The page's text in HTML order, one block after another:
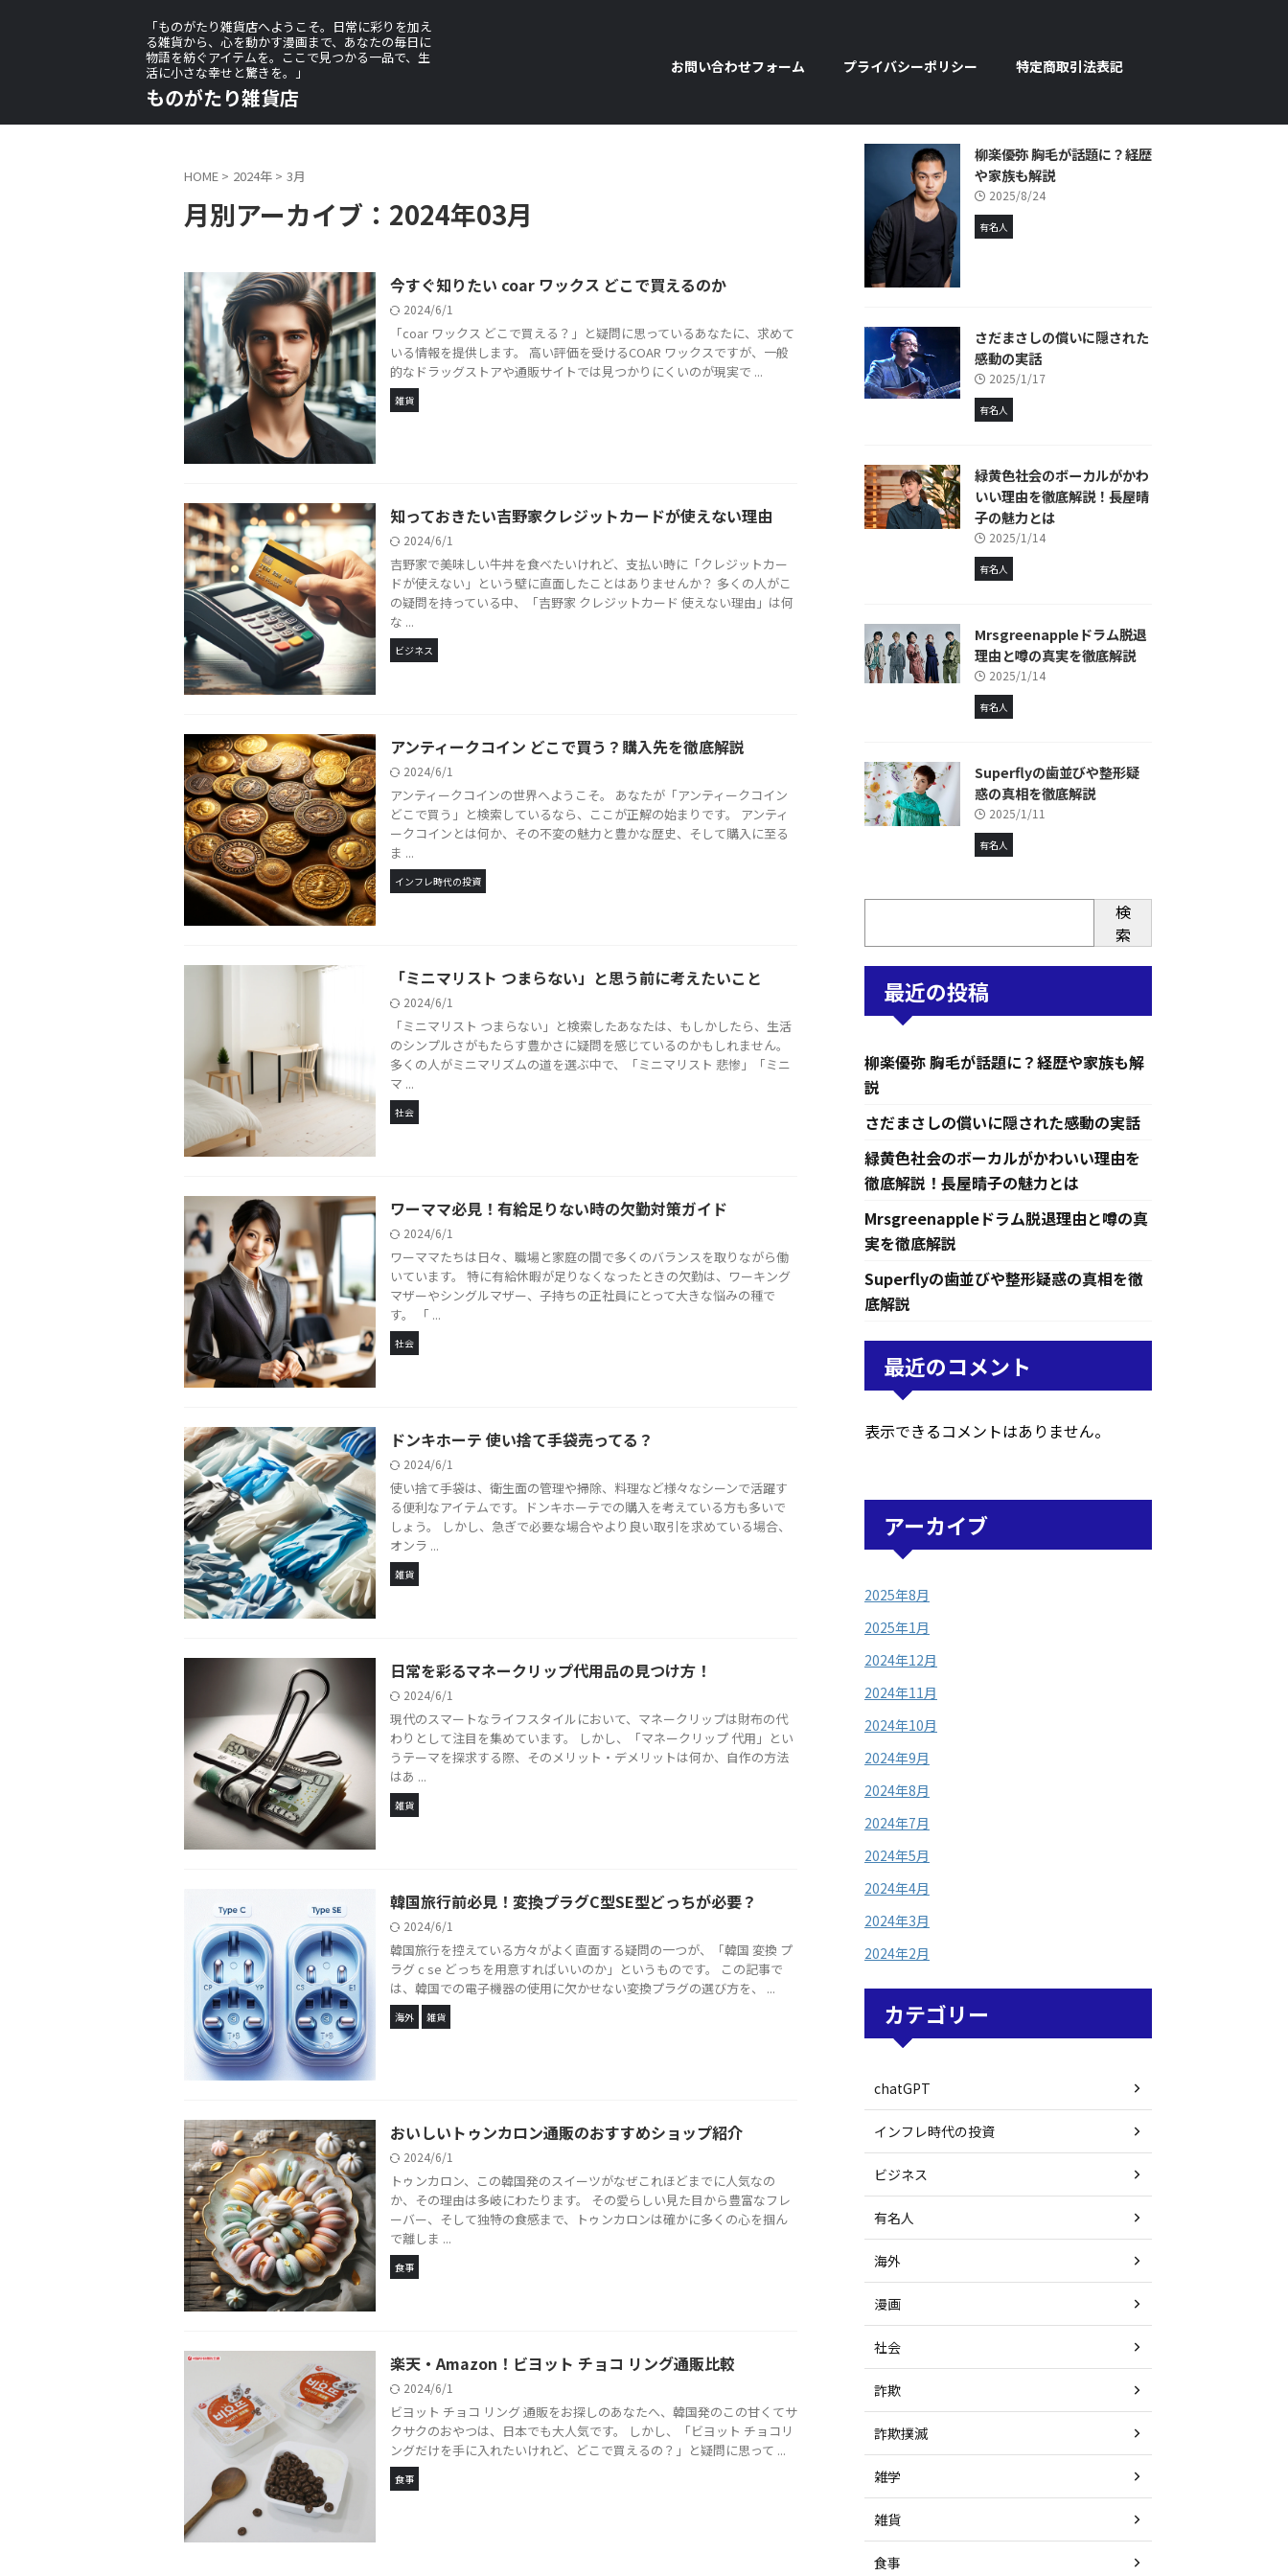
「ものがたり雑貨店へようこそ。日常に彩りを加え
る雑貨から、心を動かす漫画まで、あなたの毎日に
物語を紡ぐアイテムを。ここで見つかる一品で、生
活に小さな幸せと驚きを。」
ものがたり雑貨店
お問い合わせフォーム プライバシーポリシー 特定商取引法表記
HOME > 2024年 > 3月
月別アーカイブ：2024年03月
今すぐ知りたい coar ワックス どこで買えるのか
2024/6/1
「coar ワックス どこで買える？」と疑問に思っているあなたに、求めて
いる情報を提供します。 高い評価を受けるCOAR ワックスですが、一般
的なドラッグストアや通販サイトでは見つかりにくいのが現実で ...
雑貨
知っておきたい吉野家クレジットカードが使えない理由
2024/6/1
吉野家で美味しい牛丼を食べたいけれど、支払い時に「クレジットカー
ドが使えない」という壁に直面したことはありませんか？ 多くの人がこ
の疑問を持っている中、「吉野家 クレジットカード 使えない理由」は何
な ...
ビジネス
アンティークコイン どこで買う？購入先を徹底解説
2024/6/1
アンティークコインの世界へようこそ。 あなたが「アンティークコイン
どこで買う」と検索しているなら、ここが正解の始まりです。 アンティ
ークコインとは何か、その不変の魅力と豊かな歴史、そして購入に至る
ま ...
インフレ時代の投資
「ミニマリスト つまらない」と思う前に考えたいこと
2024/6/1
「ミニマリスト つまらない」と検索したあなたは、もしかしたら、生活
のシンプルさがもたらす豊かさに疑問を感じているのかもしれません。
多くの人がミニマリズムの道を選ぶ中で、「ミニマリスト 悲惨」「ミニ
マ ...
社会
ワーママ必見！有給足りない時の欠勤対策ガイド
2024/6/1
ワーママたちは日々、職場と家庭の間で多くのバランスを取りながら働
いています。 特に有給休暇が足りなくなったときの欠勤は、ワーキング
マザーやシングルマザー、子持ちの正社員にとって大きな悩みの種で
す。 「 ...
社会
ドンキホーテ 使い捨て手袋売ってる？
2024/6/1
使い捨て手袋は、衛生面の管理や掃除、料理など様々なシーンで活躍す
る便利なアイテムです。ドンキホーテでの購入を考えている方も多いで
しょう。 しかし、急ぎで必要な場合やより良い取引を求めている場合、
オンラ ...
雑貨
日常を彩るマネークリップ代用品の見つけ方！
2024/6/1
現代のスマートなライフスタイルにおいて、マネークリップは財布の代
わりとして注目を集めています。 しかし、「マネークリップ 代用」とい
うテーマを探求する際、そのメリット・デメリットは何か、自作の方法
はあ ...
雑貨
韓国旅行前必見！変換プラグC型SE型どっちが必要？
2024/6/1
韓国旅行を控えている方々がよく直面する疑問の一つが、「韓国 変換 プ
ラグ c se どっちを用意すればいいのか」というものです。 この記事で
は、韓国での電子機器の使用に欠かせない変換プラグの選び方を、 ...
海外 雑貨
おいしいトゥンカロン通販のおすすめショップ紹介
2024/6/1
トゥンカロン、この韓国発のスイーツがなぜこれほどまでに人気なの
か、その理由は多岐にわたります。 その愛らしい見た目から豊富なフレ
ーバー、そして独特の食感まで、トゥンカロンは確かに多くの心を掴ん
で離しま ...
食事
楽天・Amazon！ビヨット チョコ リング通販比較
2024/6/1
ビヨット チョコ リング 通販をお探しのあなたへ、韓国発のこの甘くてサ
クサクのおやつは、日本でも大人気です。 しかし、「ビヨット チョコリ
ングだけを手に入れたいけれど、どこで買えるの？」と疑問に思って ...
食事
柳楽優弥 胸毛が話題に？経歴
や家族も解説
2025/8/24
有名人
さだまさしの償いに隠された
感動の実話
2025/1/17
有名人
緑黄色社会のボーカルがかわ
いい理由を徹底解説！長屋晴
子の魅力とは
2025/1/14
有名人
Mrsgreenappleドラム脱退
理由と噂の真実を徹底解説
2025/1/14
有名人
Superflyの歯並びや整形疑
惑の真相を徹底解説
2025/1/11
有名人
検
索
最近の投稿
柳楽優弥 胸毛が話題に？経歴や家族も解
説
さだまさしの償いに隠された感動の実話
緑黄色社会のボーカルがかわいい理由を
徹底解説！長屋晴子の魅力とは
Mrsgreenappleドラム脱退理由と噂の真
実を徹底解説
Superflyの歯並びや整形疑惑の真相を徹
底解説
最近のコメント
表示できるコメントはありません。
アーカイブ
2025年8月
2025年1月
2024年12月
2024年11月
2024年10月
2024年9月
2024年8月
2024年7月
2024年5月
2024年4月
2024年3月
2024年2月
カテゴリー
chatGPT
インフレ時代の投資
ビジネス
有名人
海外
漫画
社会
詐欺
詐欺撲滅
雑学
雑貨
食事